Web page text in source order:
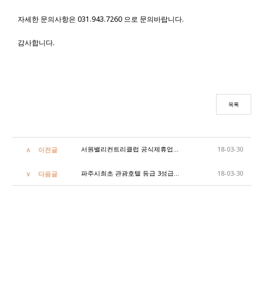
자세한 문의사항은 031.943.7260 으로 문의바랍니다.
감사합니다.
목록
이전글 서원밸리컨트리클럽 공식제휴업체 등록 18-03-30
다음글 파주시최초 관광호텔 등급 3성급 획득! / Certified '3stars' tourist hotel in South Korea! 18-03-30